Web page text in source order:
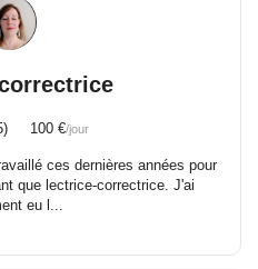
100 €/jour
ces dernières années pour
que lectrice-correctrice. J'ai
eu l...